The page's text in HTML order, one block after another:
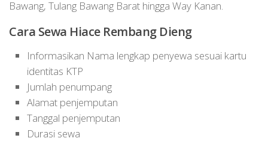
Bawang, Tulang Bawang Barat hingga Way Kanan.
Cara Sewa Hiace Rembang Dieng
Informasikan Nama lengkap penyewa sesuai kartu
identitas KTP
Jumlah penumpang
Alamat penjemputan
Tanggal penjemputan
Durasi sewa